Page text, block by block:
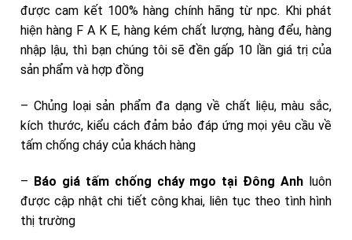
được cam kết 100% hàng chính hãng từ npc. Khi phát
hiện hàng F A K E, hàng kém chất lượng, hàng đểu, hàng
nhập lậu, thì bạn chúng tôi sẽ đền gấp 10 lần giá trị của
sản phẩm và hợp đồng
– Chủng loại sản phẩm đa dạng về chất liệu, màu sắc,
kích thước, kiểu cách đảm bảo đáp ứng mọi yêu cầu về
tấm chống cháy của khách hàng
– Báo giá tấm chống cháy mgo tại Đông Anhluôn
được cập nhật chi tiết công khai, liên tục theo tình hình
thị trường